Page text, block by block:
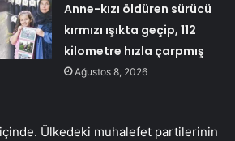
Anne-kızı öldüren sürücü
kırmızı ışıkta geçip, 112
kilometre hızla çarpmış
Ağustos 8, 2026
içinde. Ülkedeki muhalefet partilerinin